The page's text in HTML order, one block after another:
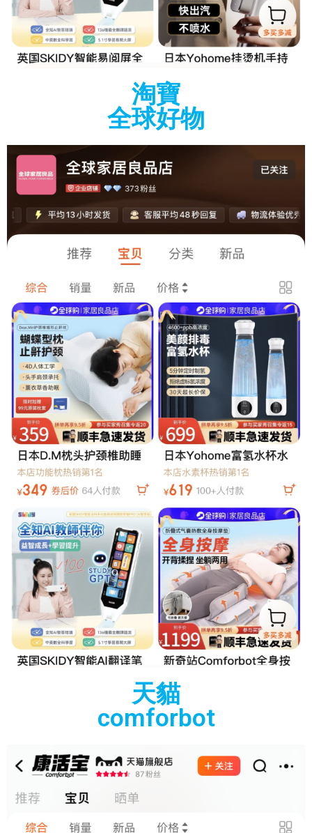
淘寶
全球好物
天貓
comforbot